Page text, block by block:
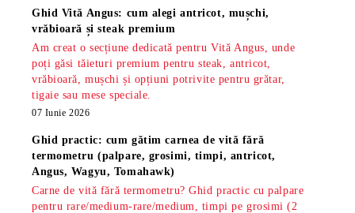
Ghid Vită Angus: cum alegi antricot, mușchi,
vrăbioară și steak premium
Am creat o secțiune dedicată pentru Vită Angus, unde
poți găsi tăieturi premium pentru steak, antricot,
vrăbioară, mușchi și opțiuni potrivite pentru grătar,
tigaie sau mese speciale.
07 Iunie 2026
Ghid practic: cum gătim carnea de vită fără
termometru (palpare, grosimi, timpi, antricot,
Angus, Wagyu, Tomahawk)
Carne de vită fără termometru? Ghid practic cu palpare
pentru rare/medium-rare/medium, timpi pe grosimi (2